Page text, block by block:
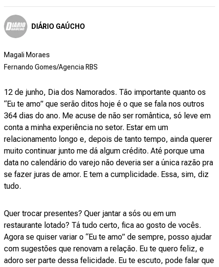
DIÁRIO GAÚCHO
Magali Moraes
Fernando Gomes/Agencia RBS
12 de junho, Dia dos Namorados. Tão importante quanto os
“Eu te amo” que serão ditos hoje é o que se fala nos outros
364 dias do ano. Me acuse de não ser romântica, só leve em
conta a minha experiência no setor. Estar em um
relacionamento longo e, depois de tanto tempo, ainda querer
muito continuar junto me dá algum crédito. Até porque uma
data no calendário do varejo não deveria ser a única razão pra
se fazer juras de amor. E tem a cumplicidade. Essa, sim, diz
tudo.
Quer trocar presentes? Quer jantar a sós ou em um
restaurante lotado? Tá tudo certo, fica ao gosto de vocês.
Agora se quiser variar o “Eu te amo” de sempre, posso ajudar
com sugestões que renovam a relação. Eu te quero feliz, e
adoro ser parte dessa felicidade. Eu te escuto, pode falar que